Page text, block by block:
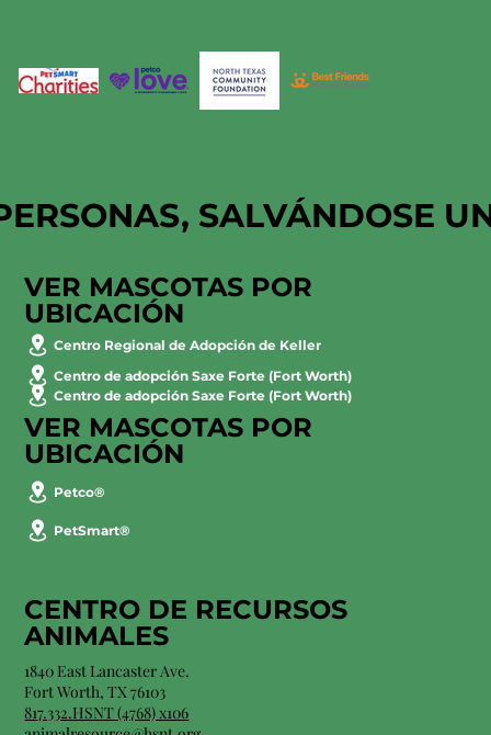
SALVÁNDOSE
VER MASCOTAS POR
UBICACIÓN
Centro Regional de Adopción de Keller
Centro de adopción Saxe Forte (Fort Worth)
Centro de adopción Saxe Forte (Fort Worth)
VER MASCOTAS POR
UBICACIÓN
Petco®
PetSmart®
CENTRO DE RECURSOS
ANIMALES
1840 East Lancaster Ave.
Fort Worth, TX 76103
817.332.HSNT (4768) x106